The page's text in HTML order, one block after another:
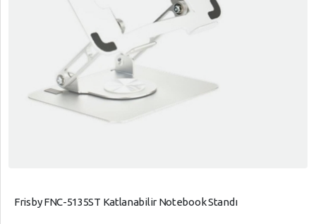
Frisby FNC-5135ST Katlanabilir Notebook Standı